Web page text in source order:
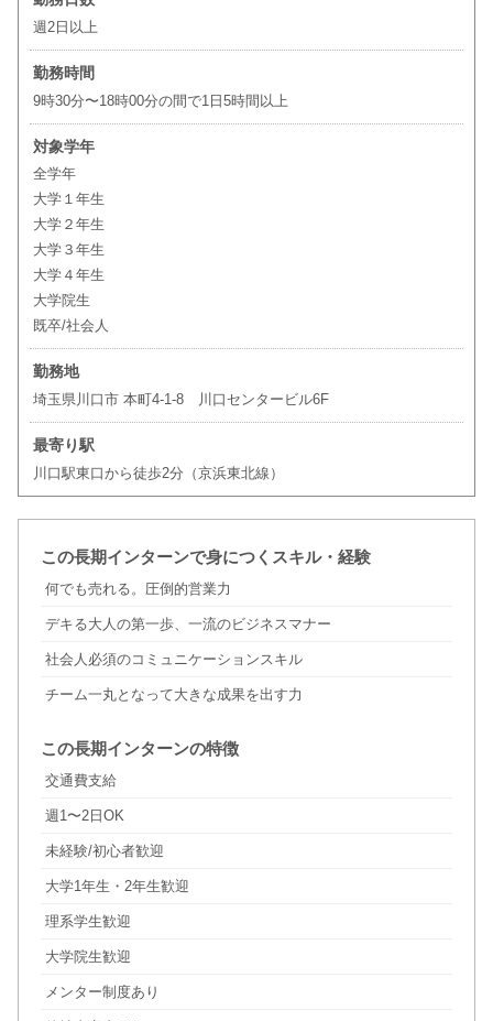
週2日以上
勤務時間
9時30分〜18時00分の間で1日5時間以上
対象学年
全学年
大学１年生
大学２年生
大学３年生
大学４年生
大学院生
既卒/社会人
勤務地
埼玉県川口市 本町4-1-8 川口センタービル6F
最寄り駅
川口駅東口から徒歩2分（京浜東北線）
この長期インターンで身につくスキル・経験
何でも売れる。圧倒的営業力
デキる大人の第一歩、一流のビジネスマナー
社会人必須のコミュニケーションスキル
チーム一丸となって大きな成果を出す力
この長期インターンの特徴
交通費支給
週1〜2日OK
未経験/初心者歓迎
大学1年生・2年生歓迎
理系学生歓迎
大学院生歓迎
メンター制度あり